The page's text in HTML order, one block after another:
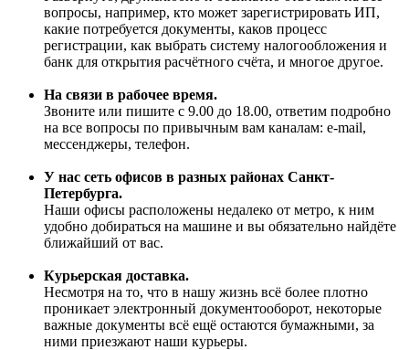
вопросы, например, кто может зарегистрировать ИП,
какие потребуется документы, каков процесс
регистрации, как выбрать систему налогообложения и
банк для открытия расчётного счёта, и многое другое.
На связи в рабочее время.
Звоните или пишите с 9.00 до 18.00, ответим подробно
на все вопросы по привычным вам каналам: e-mail,
мессенджеры, телефон.
У нас сеть офисов в разных районах Санкт-
Петербурга.
Наши офисы расположены недалеко от метро, к ним
удобно добираться на машине и вы обязательно найдёте
ближайший от вас.
Курьерская доставка.
Несмотря на то, что в нашу жизнь всё более плотно
проникает электронный документооборот, некоторые
важные документы всё ещё остаются бумажными, за
ними приезжают наши курьеры.